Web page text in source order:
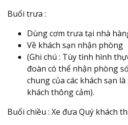
Buổi trưa :
Dùng cơm trưa tại nhà
Về khách sạn nhận phòng
(Ghi chú : Tùy tình hình
đoàn có thể nhận phòng
chung của các khách sạn
khách thông cảm).
Buổi chiều : Xe đưa Quý khách